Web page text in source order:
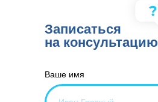
Ваше имя
Записаться
на консультацию